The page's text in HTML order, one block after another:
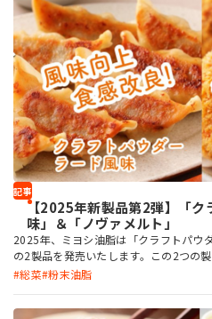
記事
【2025年新製品第2弾】「ク
味」＆「ノヴァメルト」
2025年、ミヨシ油脂は「クラフトパウ
の2製品を発売いたします。この2つの
新製品第1弾「ココアップ」「米粉と大
総菜 粉末油脂